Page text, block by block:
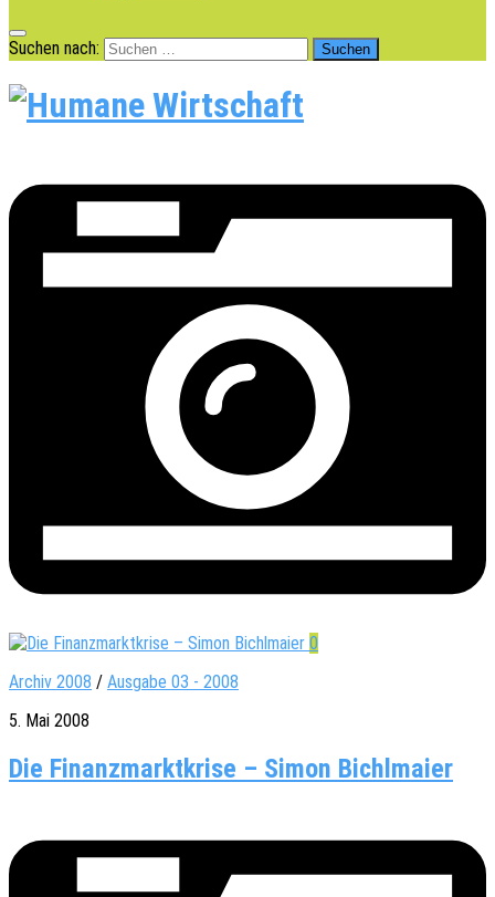
Suchen nach:
0
Archiv 2008 / Ausgabe 03 - 2008
5. Mai 2008
Die Finanzmarktkrise – Simon Bichlmaier